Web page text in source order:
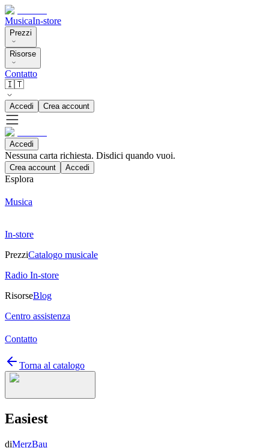
MusicaIn-store
Prezzi
Risorse
Contatto
🇮🇹
Accedi Crea account
Accedi
Nessuna carta richiesta. Disdici quando vuoi.
Crea account Accedi
Esplora
Musica
In-store
PrezziCatalogo musicale
Radio In-store
RisorseBlog
Centro assistenza
Contatto
Torna al catalogo
Easiest
diMerzBau